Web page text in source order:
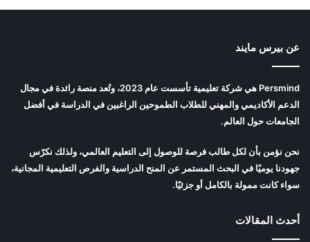
عن بيرس مايند
Persmind هي شركة تعليمية تأسست عام 2023، وتُعد منصة رائدة في مجال
الدعم الأكاديمي والمهني للطلاب الطموحين الراغبين في الدراسة في أفضل
الجامعات حول العالم.
نحن نؤمن بأن لكل طالب فرصة للوصول إلى التعليم العالمي، ولذلك نكرّس
جهودنا يوميًا في البحث المستمر عن المنح الدراسية والفرص التعليمية المجانية،
سواء كانت ممولة بالكامل أو جزئيًا.
أحدث المقالات